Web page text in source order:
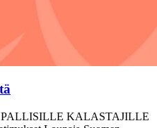
KALASTAJILLE